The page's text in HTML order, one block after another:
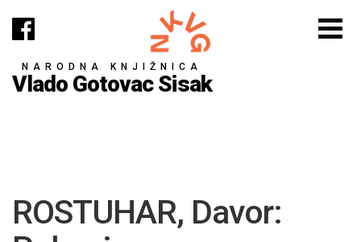
NARODNA KNJIŽNICA
Vlado Gotovac Sisak
ROSTUHAR, Davor: